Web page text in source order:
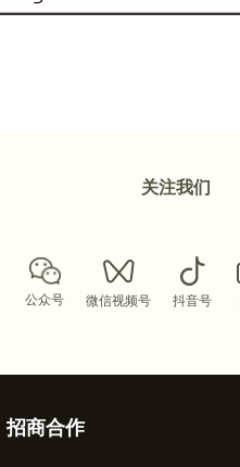
关注我们
公众号 微信视频号 抖音号
招商合作